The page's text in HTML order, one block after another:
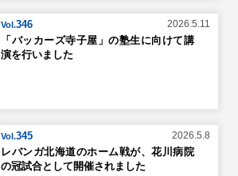
Vol.346
「バッカーズ寺子屋」の塾生に向けて講
演を行いました
2026.5.11
Vol.345
レバンガ北海道のホーム戦が、花川病院
の冠試合として開催されました
2026.5.8